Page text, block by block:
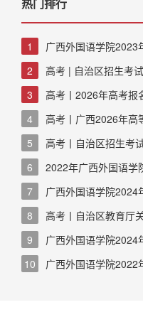
1
广西外国语学院2023
13830)
2
高考 | 自治区招生考
生考试报名信息采集工作
3
高考丨2026年高考报
4
高考丨广西2026年高
5
高考丨自治区招生考
术类专业全区统一考试说明
6
2022年广西外国语学
7
广西外国语学院2024
试职业技能测试大纲
8
高考丨自治区教育厅
试招生工作的通知
9
广西外国语学院2024
试职业技能测试大纲
10 广西外国语学院2022